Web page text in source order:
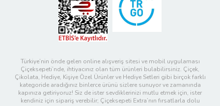
Türkiye’nin önde gelen online alışveriş sitesi ve mobil uygulaması
Çiçeksepeti’nde, ihtiyacınız olan tüm ürünleri bulabilirsiniz. Çiçek,
Çikolata, Hediye, Kişiye Özel Ürünler ve Hediye Setleri gibi birçok farklı
kategoride aradığınız binlerce ürünü sizlere sunuyor ve zamanında
kapınıza getiriyoruz! Siz de ister sevdiklerinizi mutlu etmek için, ister
kendiniz için sipariş verebilir; Çiçeksepeti Extra’nın fırsatlarla dolu